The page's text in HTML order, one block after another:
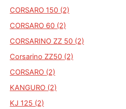
CORSARO 150 (2)
CORSARO 60 (2)
CORSARINO ZZ 50 (2)
Corsarino ZZ50 (2)
CORSARO (2)
KANGURO (2)
KJ 125 (2)